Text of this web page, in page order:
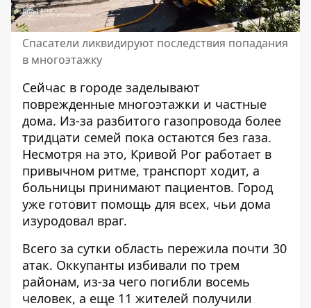
Спасатели ликвидируют последствия попадания
в многоэтажку
Сейчас в городе заделывают
поврежденные многоэтажки и частные
дома. Из-за разбитого газопровода более
тридцати семей пока остаются без газа.
Несмотря на это, Кривой Рог работает в
привычном ритме, транспорт ходит, а
больницы принимают пациентов. Город
уже готовит помощь для всех, чьи дома
изуродовал враг.
Всего за сутки область пережила почти 30
атак. Оккупанты избивали по трем
районам, из-за чего погибли восемь
человек, а еще 11 жителей получили